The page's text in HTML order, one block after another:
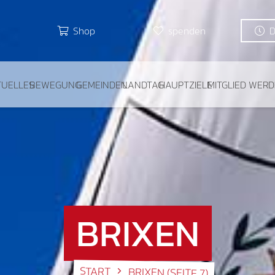
Shop spenden
BEWEGUNGGEMEINDENLANDTAGHAUPTZIELEMITGLIED
BRIXEN
START